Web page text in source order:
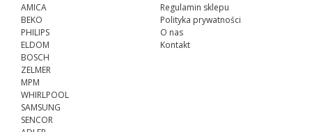
AMICA
BEKO
PHILIPS
ELDOM
BOSCH
ZELMER
MPM
WHIRLPOOL
SAMSUNG
SENCOR
Regulamin sklepu
Polityka prywatności
O nas
Kontakt